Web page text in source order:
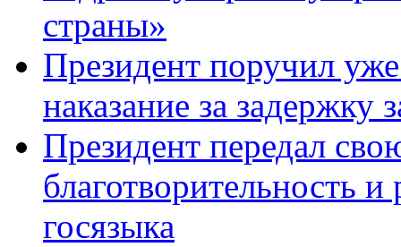
страны»
Президент поручил
наказание за задержку
Президент передал
благотворительность и
госязыка